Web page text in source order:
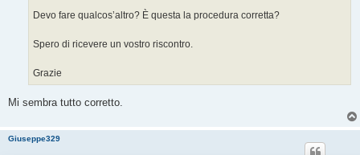
Devo fare qualcos’altro? È questa la procedura corretta?
Spero di ricevere un vostro riscontro.
Grazie
Mi sembra tutto corretto.
Giuseppe329